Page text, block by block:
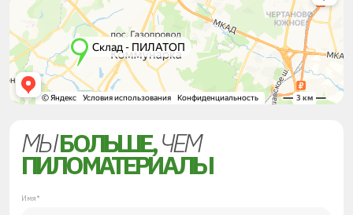
МЫБОЛЬШЕ,ЧЕМ
ПИЛОМАТЕРИАЛЫ
Имя*